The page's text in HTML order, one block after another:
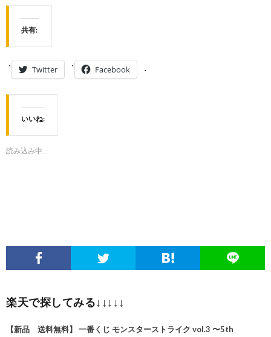
共有:
Twitter Facebook
いいね:
読み込み中…
楽天で探してみる↓↓↓↓↓
【新品 送料無料】 一番くじ モンスターストライク vol.3 〜5th